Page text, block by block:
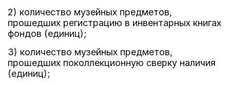
2) количество музейных предметов,
прошедших регистрацию в инвентарных книгах
фондов (единиц);
3) количество музейных предметов,
прошедших поколлекционную сверку наличия
(единиц);